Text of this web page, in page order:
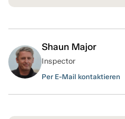
Shaun Major
Inspector
Per E-Mail kontaktieren